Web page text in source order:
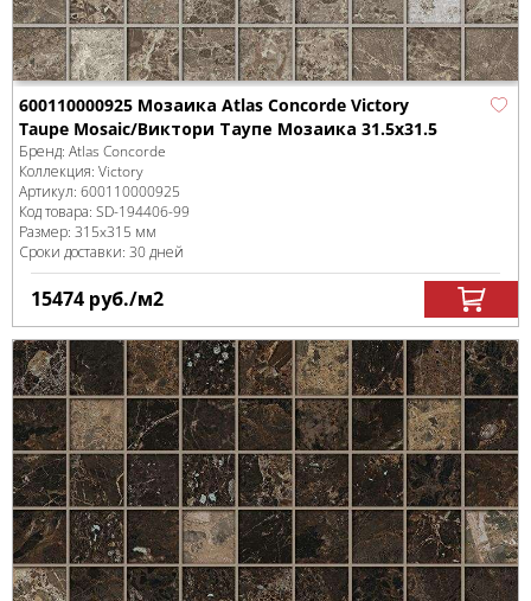
600110000925 Мозаика Atlas Concorde Victory
Taupe Mosaic/Виктори Таупе Мозаика 31.5x31.5
Бренд: Atlas Concorde
Коллекция: Victory
Артикул: 600110000925
Код товара: SD-194406-99
Размер: 315x315 мм
Сроки доставки: 30 дней
15474 руб./м2